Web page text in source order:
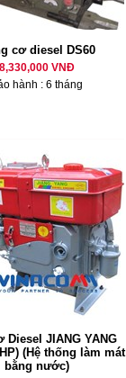
cơ diesel DS60
8,330,000 VNĐ
hành : 6 tháng
Diesel JIANG YANG
(Hệ thống làm mát
bằng nước)